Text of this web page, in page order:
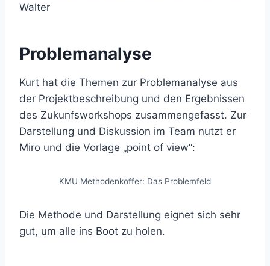
Walter
Problemanalyse
Kurt hat die Themen zur Problemanalyse aus
der Projektbeschreibung und den Ergebnissen
des Zukunfsworkshops zusammengefasst. Zur
Darstellung und Diskussion im Team nutzt er
Miro und die Vorlage „point of view“:
KMU Methodenkoffer: Das Problemfeld
Die Methode und Darstellung eignet sich sehr
gut, um alle ins Boot zu holen.